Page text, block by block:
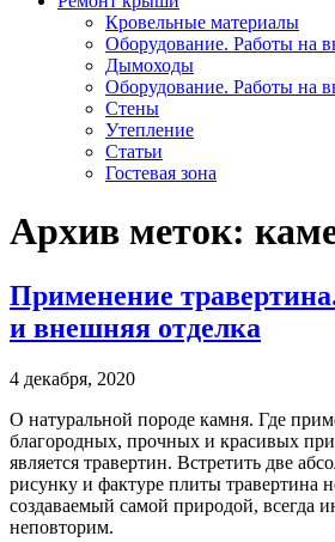
Кровельные материалы
Оборудование. Работы на
Дымоходы
Оборудование. Работы на
Стены
Утепление
Статьи
Гостевая зона
Архив меток:
Применение
и внешняя отделка
4 декабря, 2020
О натуральной породе камня. Где
благородных, прочных и красивых
является травертин. Встретить две
рисунку и фактуре плиты травертина
создаваемый самой природой, всегда
неповторим.